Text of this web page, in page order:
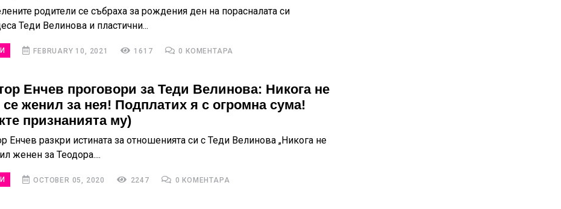
родители се събраха за рождения ден на порасналата си
Теди Велинова и пластични...
FEBRUARY 10, 2021 1617 0 КОМЕНТАРА
Енчев проговори за Теди Велинова: Никога не
женил за нея! Подплатих я с огромна сума!
признанията му)
Енчев разкри истината за отношенията си с Теди Велинова „Никога не
женен за Теодора....
OCTOBER 05, 2020 2247 0 КОМЕНТАРА